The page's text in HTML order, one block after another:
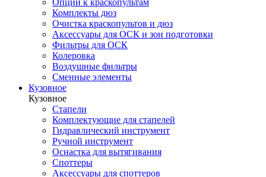
Опции к краскопультам
Комплекты дюз
Очистка краскопультов и дюз
Аксессуары для ОСК и зон подготовки
Фильтры для ОСК
Колеровка
Воздушные фильтры
Сменные элементы
Кузовное
Кузовное
Стапели
Комплектующие для стапелей
Гидравлический инструмент
Ручной инструмент
Оснастка для вытягивания
Споттеры
Аксессуары для споттеров